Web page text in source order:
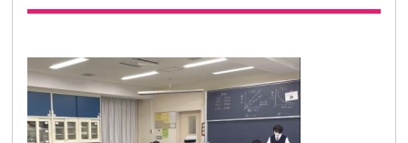
災害への対策 学校紹介動画
祥美会（保護者の会）・淑美
会（卒業生の会）
サポーターズサイト（寄付金
のお願い）
吉祥での学び